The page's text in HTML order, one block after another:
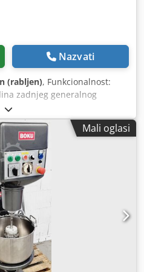
nisu obuhvaćeni jamstvom
/ 2,2 KS - Broj okretaja: 10
min. 0,5 / maks. 4 litre --
400 V - 3Ph - 50 Hz -
620 x 810 x 1500 mm (Š x D x
Nazvati
(rabljen), Funkcionalnost:
zadnjeg generalnog
08/2027, električni osigurač:
, Stroj za miješanje i tučenje
Stroj kad je potrebno tučenje!
2 radne
1 miješalica, 1 metlica
1 posuda od
32 litre Osvjetljenje kotla
Kvaliteta iz stručne
s jamstvom i servisom
oprema Još TOP strojeva
Mali oglasi